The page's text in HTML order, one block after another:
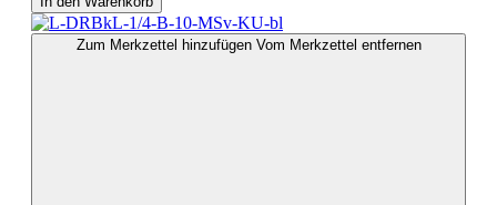
Zum Merkzettel hinzufügen Vom Merkzettel entfernen